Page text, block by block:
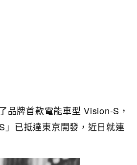
牌首款電能車型 Vision-S，
已抵達東京開發，近日就連